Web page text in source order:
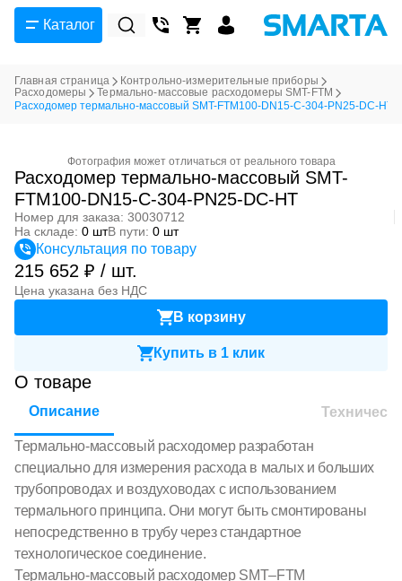
Каталог
Главная страница
Контрольно-измерительные приборы
Расходомеры
Термально-массовые расходомеры SMT-FTM
Расходомер термально-массовый SMT-FTM100-DN15-C-304-PN25-DC-HT
Фотография может отличаться от реального товара
Расходомер термально-массовый SMT-
FTM100-DN15-C-304-PN25-DC-HT
Номер для заказа: 30030712
На складе: 0 штВ пути: 0 шт
Консультация по товару
215 652 ₽ / шт.
Цена указана без НДС
В корзину
Купить в 1 клик
О товаре
Описание
Термально-массовый расходомер разработан
специально для измерения расхода в малых и больших
трубопроводах и воздуховодах с использованием
термального принципа. Они могут быть смонтированы
непосредственно в трубу через стандартное
технологическое соединение.
Термально-массовый расходомер SMT–FTM